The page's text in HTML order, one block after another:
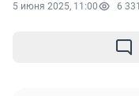
5 июня 2025, 11:00 6 331